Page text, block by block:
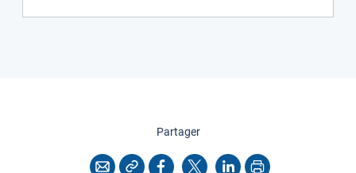
Partagercette page
CourrielCopier l'adresse
Facebook
X LinkedInImprimer